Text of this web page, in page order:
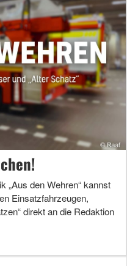
„Aus den Wehren“ kannst
Einsatzfahrzeugen,
direkt an die Redaktion